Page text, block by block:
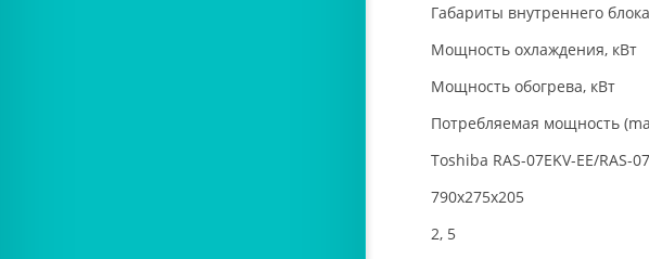
Габариты внутреннего
Мощность охлаждения, кВт
Мощность обогрева, кВт
Потребляемая мощность
Toshiba RAS-07EKV-EE/RAS-
790x275x205
2, 5